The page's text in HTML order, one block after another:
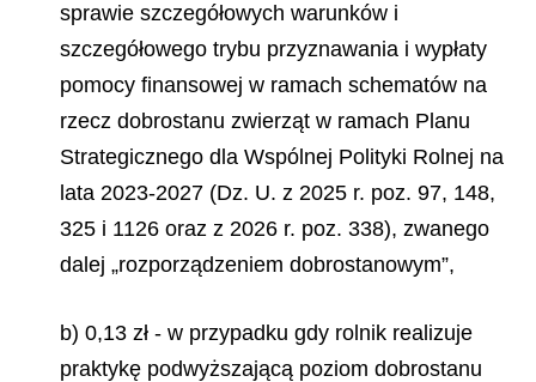
sprawie szczegółowych warunków i
szczegółowego trybu przyznawania i wypłaty
pomocy finansowej w ramach schematów na
rzecz dobrostanu zwierząt w ramach Planu
Strategicznego dla Wspólnej Polityki Rolnej na
lata 2023-2027 (Dz. U. z 2025 r. poz. 97, 148,
325 i 1126 oraz z 2026 r. poz. 338), zwanego
dalej „rozporządzeniem dobrostanowym”,
b) 0,13 zł - w przypadku gdy rolnik realizuje
praktykę podwyższającą poziom dobrostanu